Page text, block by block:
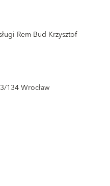
Rem-Bud Krzysztof
134 Wrocław